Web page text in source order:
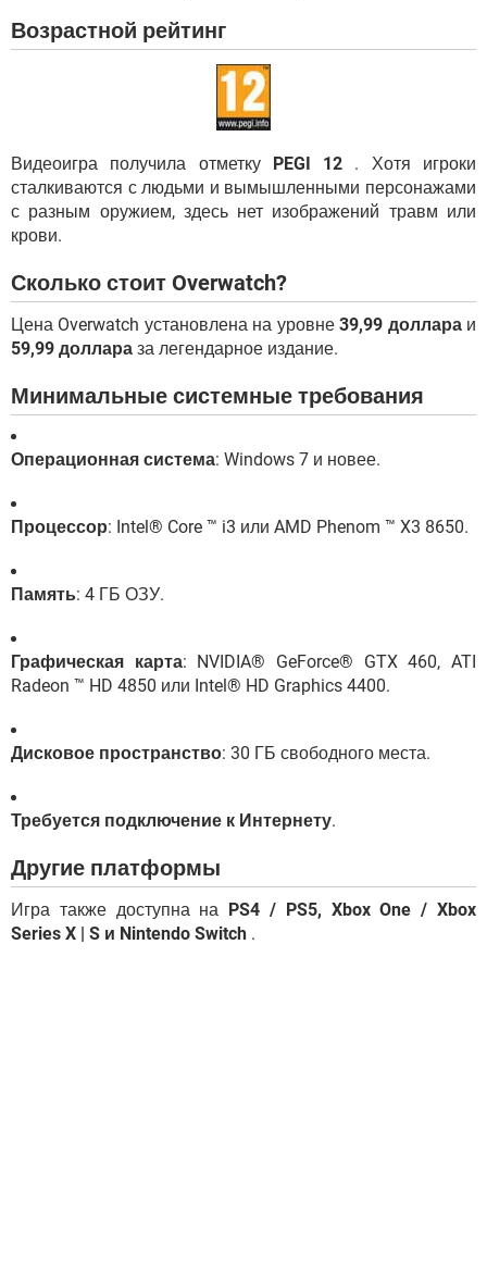
Возрастной рейтинг
Видеоигра получила отметку PEGI 12 . Хотя игроки
сталкиваются с людьми и вымышленными персонажами
с разным оружием, здесь нет изображений травм или
крови.
Сколько стоит Overwatch?
Цена Overwatch установлена ​​на уровне39,99 доллараи
59,99 доллара за легендарное издание.
Минимальные системные требования
Операционная система: Windows 7 и новее.
Процессор: Intel® Core ™ i3 или AMD Phenom ™ X3 8650.
Память: 4 ГБ ОЗУ.
Графическая карта: NVIDIA® GeForce® GTX 460, ATI
Radeon ™ HD 4850 или Intel® HD Graphics 4400.
Дисковое пространство: 30 ГБ свободного места.
Требуется подключение к Интернету.
Другие платформы
Игра также доступна на PS4 / PS5, Xbox One / Xbox
Series X | S и Nintendo Switch .